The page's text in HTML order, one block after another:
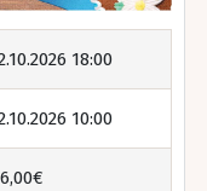
18:00
10:00